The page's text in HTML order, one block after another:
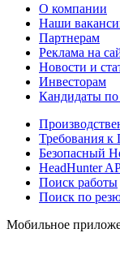
О компании
Наши
Партнерам
Реклама на
Новости и
Инвесторам
Кандидаты
Требования
Безопасный
HeadHunter
Поиск работы
Поиск по
Мобильное